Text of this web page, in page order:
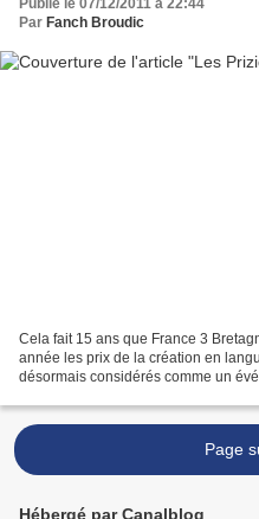
Par Fanch Broudic
Cela fait 15 ans que France 3
année les prix de la création en
désormais considérés comme un
Page
Hébergé par Canalblog